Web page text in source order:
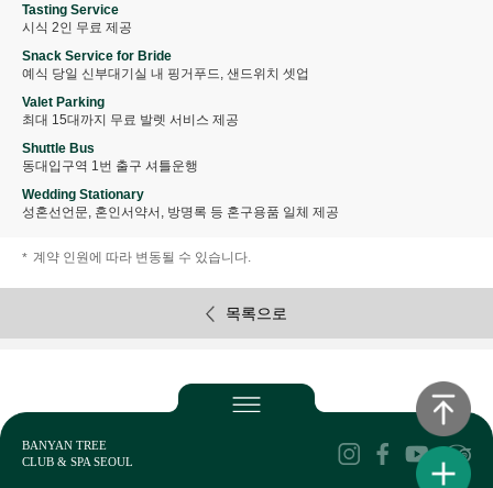
Tasting Service
시식 2인 무료 제공
Snack Service for Bride
예식 당일 신부대기실 내 핑거푸드, 샌드위치 셋업
Valet Parking
최대 15대까지 무료 발렛 서비스 제공
Shuttle Bus
동대입구역 1번 출구 셔틀운행
Wedding Stationary
성혼선언문, 혼인서약서, 방명록 등 혼구용품 일체 제공
계약 인원에 따라 변동될 수 있습니다.
목록으로
BANYAN TREE
CLUB & SPA SEOUL